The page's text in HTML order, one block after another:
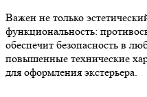
Важен не только
функциональность:
обеспечит безопасность в
повышенные технические
для оформления экстерьера.